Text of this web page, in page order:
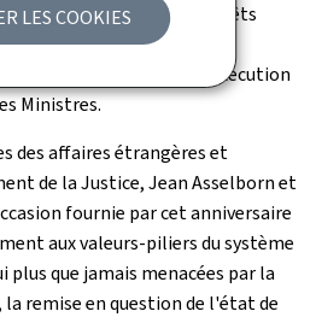
LES COOKIES
rapidement aux arrêts
constamment joué un rôle
sur la surveillance de l'exécution
Ministres.
des affaires étrangères et
de la Justice, Jean Asselborn et
fournie par cet anniversaire
aux valeurs-piliers du système
que jamais menacées par la
remise en question de l'état de